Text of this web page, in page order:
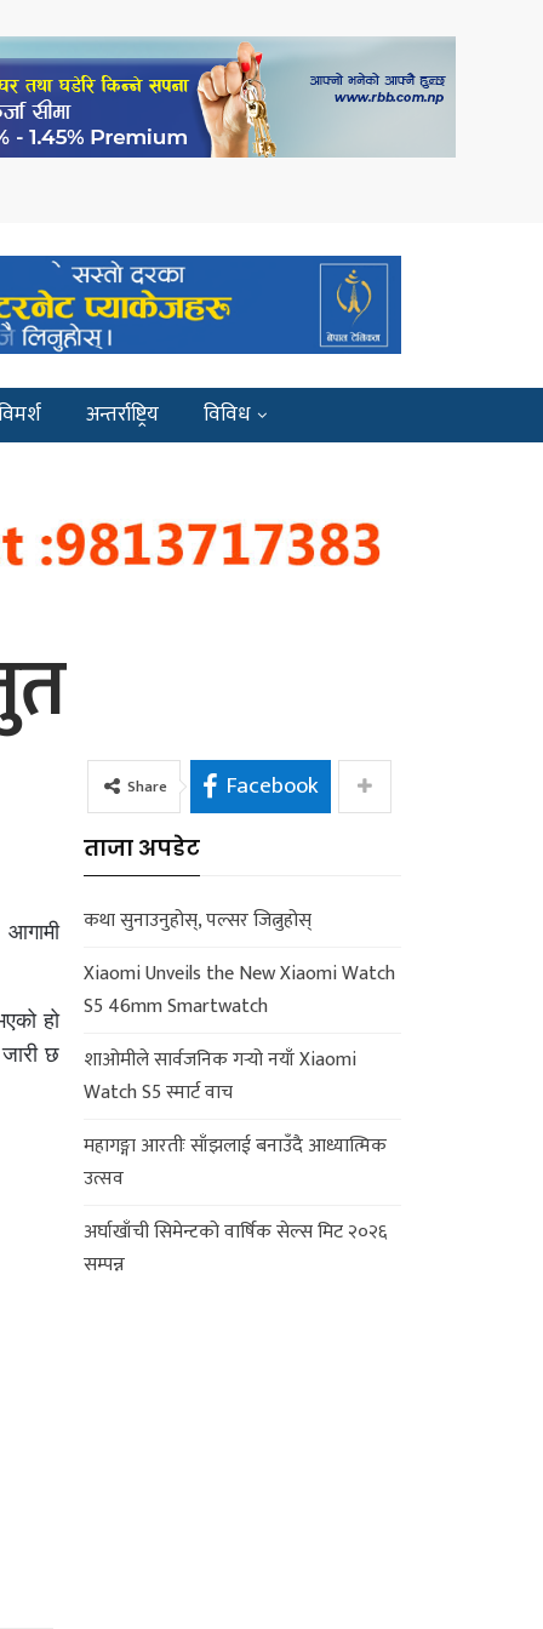
अन्तर्राष्ट्रिय विविध
Share Facebook
हो
छ
ताजा अपडेट
कथा सुनाउनुहोस्, पल्सर जित्नुहोस्
Xiaomi Unveils the New Xiaomi Watch
S5 46mm Smartwatch
शाओमीले सार्वजनिक गर्‍यो नयाँ Xiaomi
Watch S5 स्मार्ट वाच
महागङ्गा आरतीः साँझलाई बनाउँदै आध्यात्मिक
उत्सव
अर्घाखाँची सिमेन्टको वार्षिक सेल्स मिट २०२६
सम्पन्न